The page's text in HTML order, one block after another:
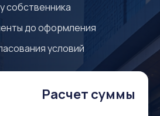
собственника
до оформления
условий
Расчет суммы